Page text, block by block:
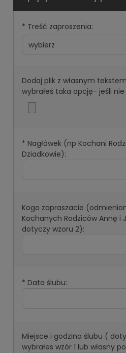
* Treść zaproszenia:
Dodaj plik z własnym
wybrałeś taka opcję- jeśli
* Nagłówek (np Kochani
Dziadkowie):
Kogo zapraszacie
Kochanych Rodziców Annę i
dotyczy wzoru 2):
* Data ślubu:
Miejsce i godzina ślubu (
wybrałes wzór 1 lub własny